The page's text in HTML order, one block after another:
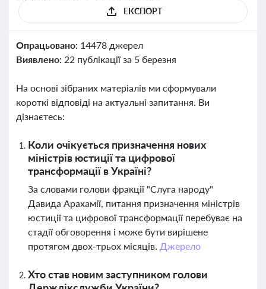
ЕКСПОРТ
Опрацьовано: 14478 джерел
Виявлено: 22 публікації за 5 березня
На основі зібраних матеріалів ми сформували
короткі відповіді на актуальні запитання. Ви
дізнаєтесь:
Коли очікується призначення нових
міністрів юстиції та цифрової
трансформації в Україні?
За словами голови фракції "Слуга народу"
Давида Арахамії, питання призначення міністрів
юстиції та цифрової трансформації перебуває на
стадії обговорення і може бути вирішене
протягом двох-трьох місяців. Джерело
Хто став новим заступником голови